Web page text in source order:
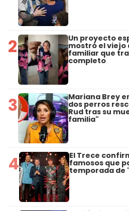
2 Un proyecto
mostró el
familiar que
completo
3 Mariana Brey
dos perros
Rud tras su
familia"
4 El Trece
famosos que
temporada de